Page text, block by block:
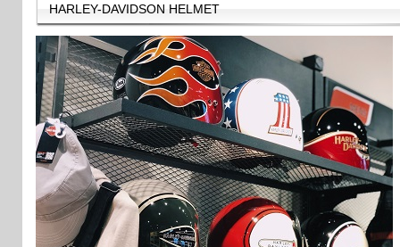
HARLEY-DAVIDSON HELMET